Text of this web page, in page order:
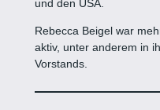
und den USA.
Rebecca Beigel war
aktiv, unter anderem in
Vorstands.